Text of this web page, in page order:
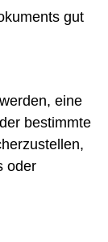
gut
eine
bestimmte
oder